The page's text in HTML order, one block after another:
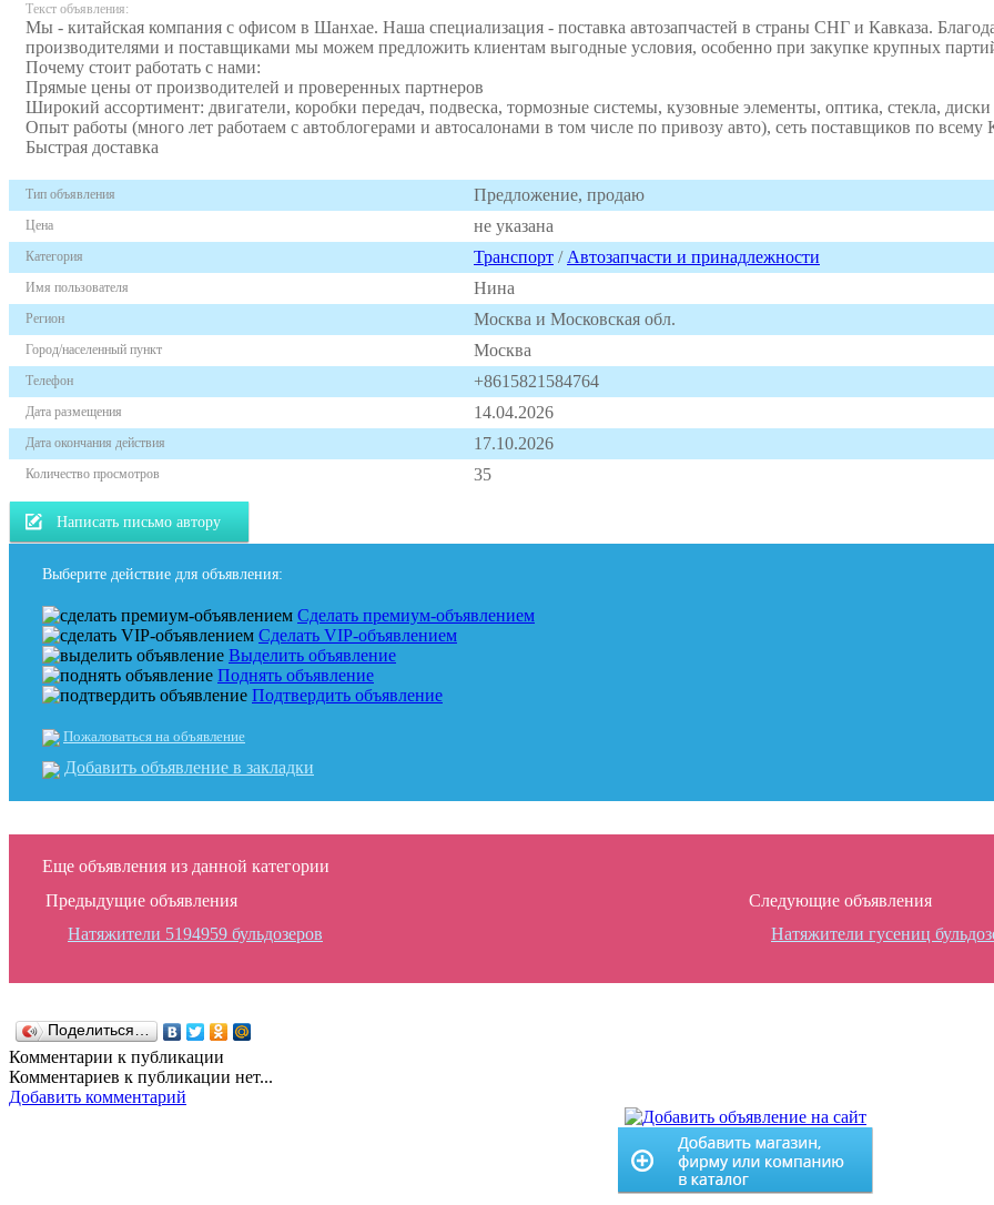
Текст объявления:
Мы - китайская компания с офисом в Шанхае. Наша специализация - поставка автозапчастей в страны СНГ и Кавказа.
производителями и поставщиками мы можем предложить клиентам выгодные условия, особенно при закупке крупных
Почему стоит работать с нами:
Прямые цены от производителей и проверенных партнеров
Широкий ассортимент: двигатели, коробки передач, подвеска, тормозные системы, кузовные элементы, оптика, стекла,
Опыт работы (много лет работаем с автоблогерами и автосалонами в том числе по привозу авто), сеть поставщиков по всему
Быстрая доставка
Тип объявления Предложение, продаю
Цена не указана
Категория Транспорт / Автозапчасти и принадлежности
Имя пользователя Hина
Регион Москва и Московская обл.
Город/населенный пункт Москва
Телефон +8615821584764
Дата размещения 14.04.2026
Дата окончания действия 17.10.2026
Количество просмотров 35
Написать письмо автору
Выберите действие для объявления:
Сделать премиум-объявлением
Сделать VIP-объявлением
Выделить объявление
Поднять объявление
Подтвердить объявление
Пожаловаться на объявление
Добавить объявление в закладки
Еще объявления из данной категории
Предыдущие объявления
Натяжители 5194959 бульдозеров
Следующие объявления
Натяжители гусениц
Поделиться…
Комментарии к публикации
Комментариев к публикации нет...
Добавить комментарий